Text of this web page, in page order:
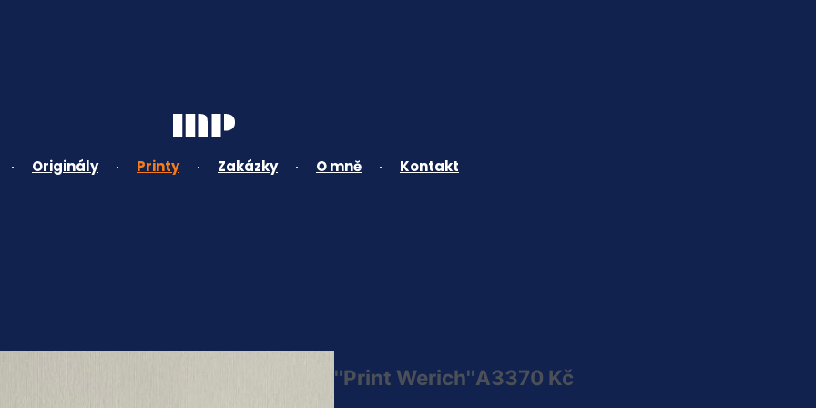
Originály Printy Zakázky O mně Kontakt
''Print Werich''A3370 Kč